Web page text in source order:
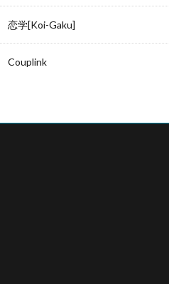
恋学[Koi-Gaku]
Couplink